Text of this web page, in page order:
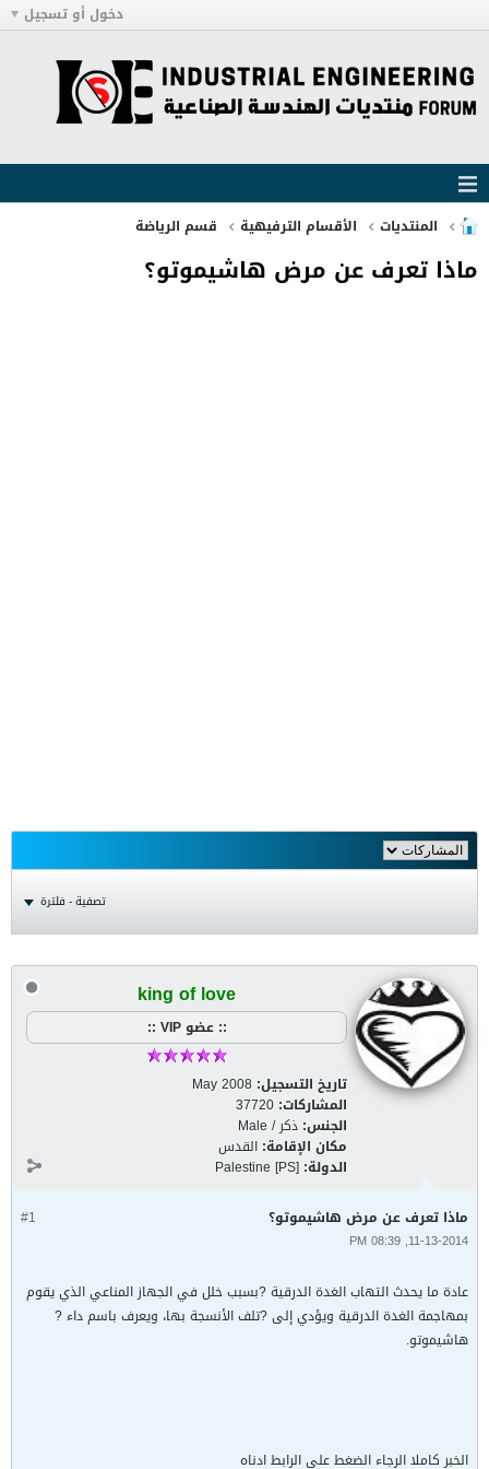
دخول أو تسجيل
المنتديات الأقسام الترفيهية قسم الرياضة
ماذا تعرف عن مرض هاشيموتو؟
تصفية - فلترة
king of love
:: عضو VIP ::
تاريخ التسجيل: May 2008
المشاركات: 37720
الجنس: ذكر / Male
مكان الإقامة: القدس
الدولة: Palestine [PS]
#1 ماذا تعرف عن مرض هاشيموتو؟
11-13-2014, 08:39 PM
عادة ما يحدث التهاب الغدة الدرقية ?بسبب خلل في الجهاز المناعي الذي يقوم
بمهاجمة الغدة الدرقية ويؤدي إلى ?تلف الأنسجة بها، ويعرف باسم داء ?
هاشيموتو.
الخبر كاملا الرجاء الضغط على الرابط ادناه